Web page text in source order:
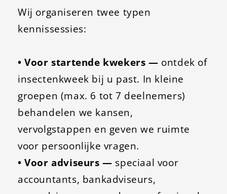
Wij organiseren twee typen
kennissessies:
• Voor startende kwekers — ontdek of
insectenkweek bij u past. In kleine
groepen (max. 6 tot 7 deelnemers)
behandelen we kansen,
vervolgstappen en geven we ruimte
voor persoonlijke vragen.
• Voor adviseurs — speciaal voor
accountants, bankadviseurs,